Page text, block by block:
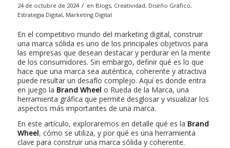
24 de octubre de 2024 / en Blogs, Creatividad, Diseño Gráfico,
Estrategia Digital, Marketing Digital
En el competitivo mundo del marketing digital, construir
una marca sólida es uno de los principales objetivos para
las empresas que desean destacar y perdurar en la mente
de los consumidores. Sin embargo, definir qué es lo que
hace que una marca sea auténtica, coherente y atractiva
puede resultar un desafío complejo. Aquí es donde entra
en juego la Brand Wheel o Rueda de la Marca, una
herramienta gráfica que permite desglosar y visualizar los
aspectos más importantes de una marca.
En este artículo, exploraremos en detalle qué es la Brand
Wheel, cómo se utiliza, y por qué es una herramienta
clave para construir una marca sólida y coherente.